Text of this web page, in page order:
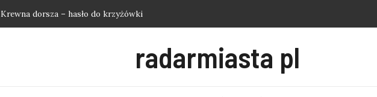
Krewna dorsza – hasło do krzyżówki
Najnowsze wiadomości Wrocław – Piątek 07.08.2026radarmiasta pl